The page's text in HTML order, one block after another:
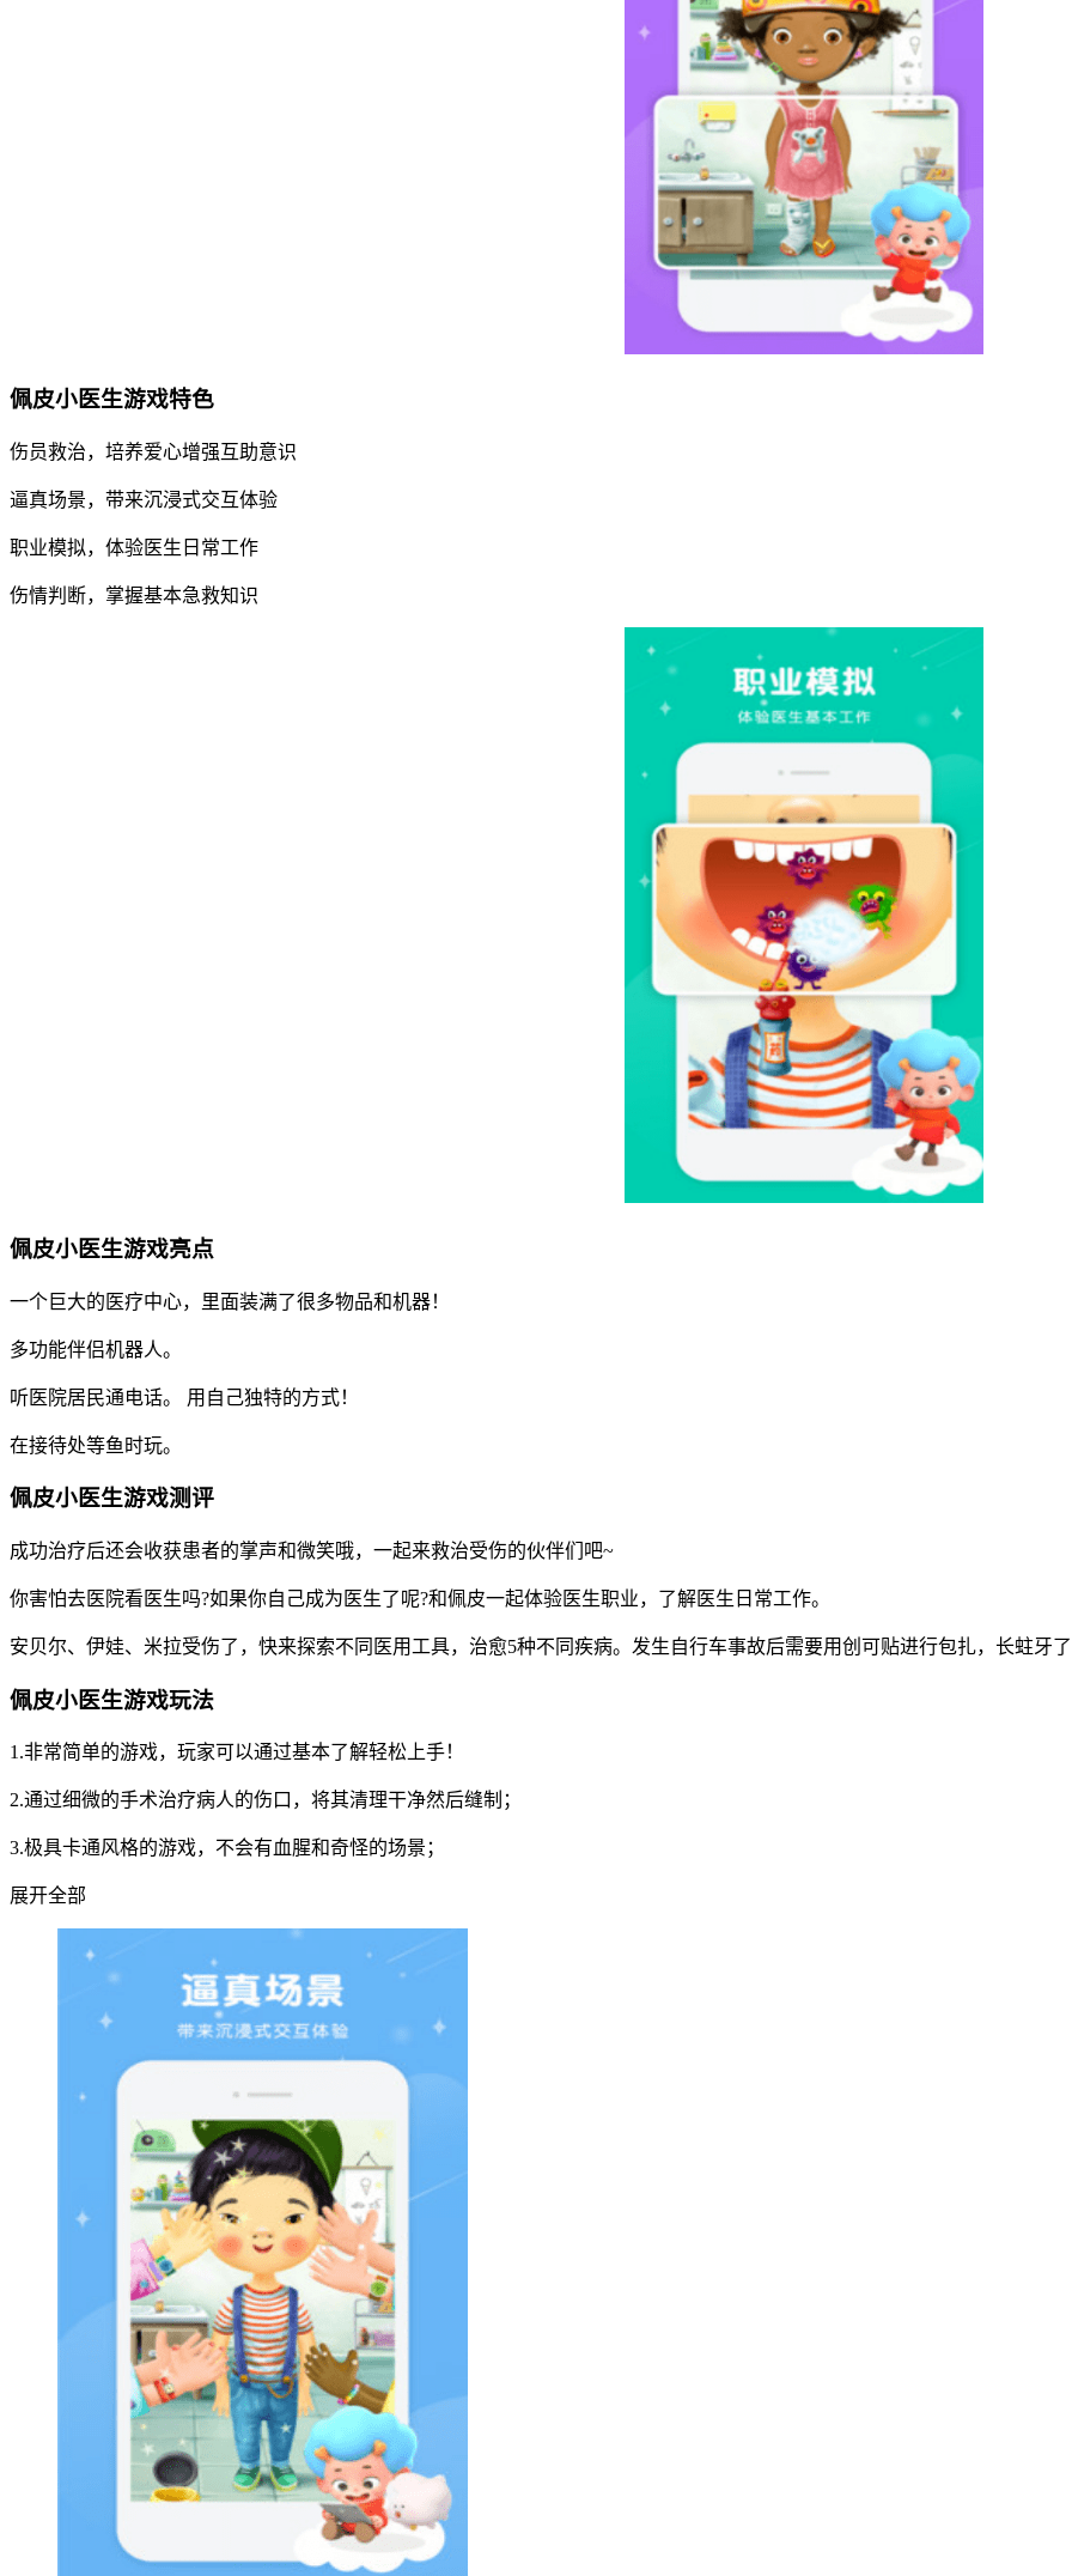
佩皮小医生游戏特色
伤员救治，培养爱心增强互助意识
逼真场景，带来沉浸式交互体验
职业模拟，体验医生日常工作
伤情判断，掌握基本急救知识
佩皮小医生游戏亮点
一个巨大的医疗中心，里面装满了很多物品和机器！
多功能伴侣机器人。
听医院居民通电话。 用自己独特的方式！
在接待处等鱼时玩。
佩皮小医生游戏测评
成功治疗后还会收获患者的掌声和微笑哦，一起来救治受伤的伙伴们吧~
你害怕去医院看医生吗?如果你自己成为医生了呢?和佩皮一起体验医生职业，了解医生日常工作。
安贝尔、伊娃、米拉受伤了，快来探索不同医用工具，治愈5种不同疾病。发生自行车事故后需要用创可贴进行包扎，长蛀
佩皮小医生游戏玩法
1.非常简单的游戏，玩家可以通过基本了解轻松上手！
2.通过细微的手术治疗病人的伤口，将其清理干净然后缝制；
3.极具卡通风格的游戏，不会有血腥和奇怪的场景；
展开全部